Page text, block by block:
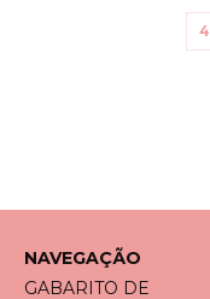
4
NAVEGAÇÃO
GABARITO DE